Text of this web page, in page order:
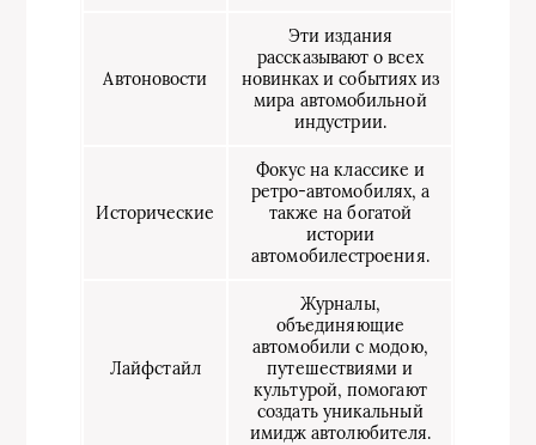
Автоновости
Эти издания
рассказывают о всех
новинках и событиях из
мира автомобильной
индустрии.
Исторические
Фокус на классике и
ретро-автомобилях, а
также на богатой
истории
автомобилестроения.
Лайфстайл
Журналы,
объединяющие
автомобили с модою,
путешествиями и
культурой, помогают
создать уникальный
имидж автолюбителя.